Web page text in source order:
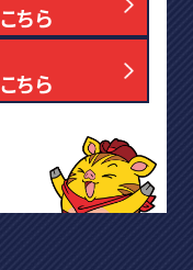
ちら
ちら